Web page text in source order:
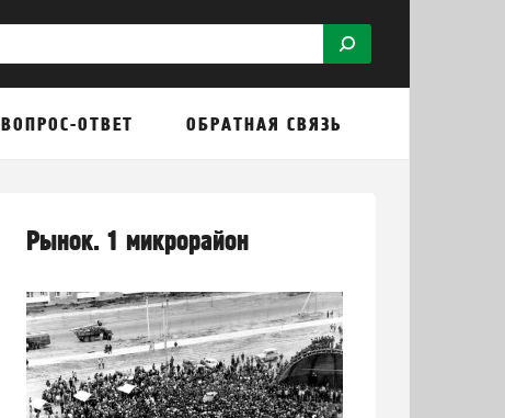
ВОПРОС-ОТВЕТ ОБРАТНАЯ СВЯЗЬ
Рынок. 1 микрорайон